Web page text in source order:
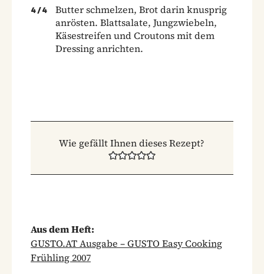
4 /4
Butter schmelzen, Brot darin knusprig
anrösten. Blattsalate, Jungzwiebeln,
Käsestreifen und Croutons mit dem
Dressing anrichten.
Wie gefällt Ihnen dieses Rezept?
Aus dem Heft:
GUSTO.AT Ausgabe – GUSTO Easy Cooking
Frühling 2007